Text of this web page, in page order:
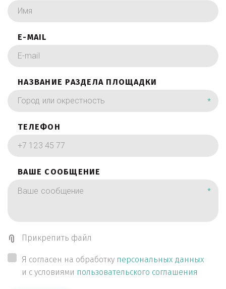
E-MAIL
НАЗВАНИЕ РАЗДЕЛА ПЛОЩАДКИ
*
ТЕЛЕФОН
ВАШЕ СООБЩЕНИЕ
*
Прикрепить файл
Я согласен на обработку персональных данных
и с условиями пользовательского соглашения